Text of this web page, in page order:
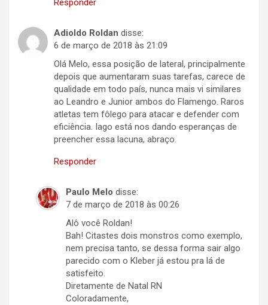
Responder
Adioldo Roldan disse:
6 de março de 2018 às 21:09
Olá Melo, essa posição de lateral, principalmente
depois que aumentaram suas tarefas, carece de
qualidade em todo país, nunca mais vi similares
ao Leandro e Junior ambos do Flamengo. Raros
atletas tem fôlego para atacar e defender com
eficiência. Iago está nos dando esperanças de
preencher essa lacuna, abraço.
Responder
Paulo Melo disse:
7 de março de 2018 às 00:26
Alô você Roldan!
Bah! Citastes dois monstros como exemplo,
nem precisa tanto, se dessa forma sair algo
parecido com o Kleber já estou pra lá de
satisfeito.
Diretamente de Natal RN
Coloradamente,